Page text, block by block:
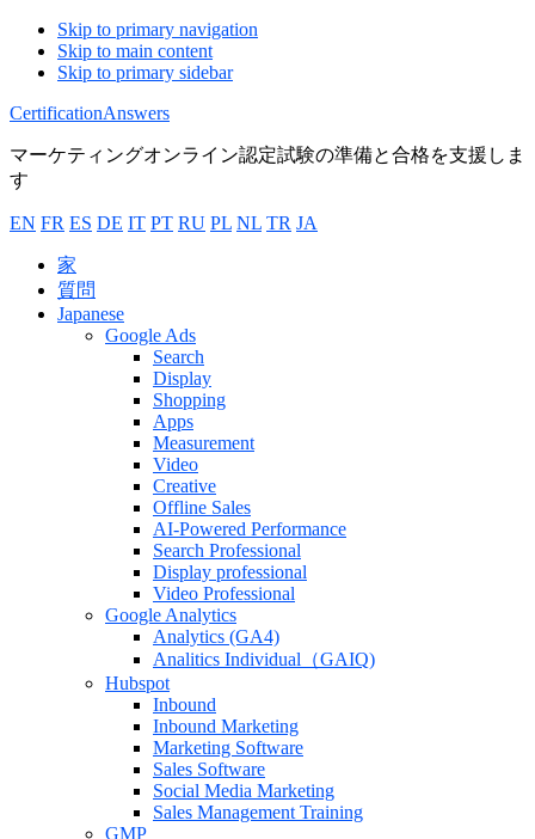
Skip to primary navigation
Skip to main content
Skip to primary sidebar
CertificationAnswers
マーケティングオンライン認定試験の準備と合格を支援しま
す
EN FR ES DE IT PT RU PL NL TR JA
家
質問
Japanese
Google Ads
Search
Display
Shopping
Apps
Measurement
Video
Creative
Offline Sales
AI-Powered Performance
Search Professional
Display professional
Video Professional
Google Analytics
Analytics (GA4)
Analitics Individual（GAIQ)
Hubspot
Inbound
Inbound Marketing
Marketing Software
Sales Software
Social Media Marketing
Sales Management Training
GMP